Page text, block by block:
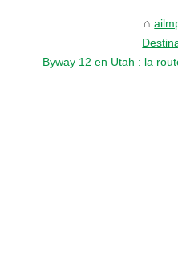
Byway 12 en Utah : la